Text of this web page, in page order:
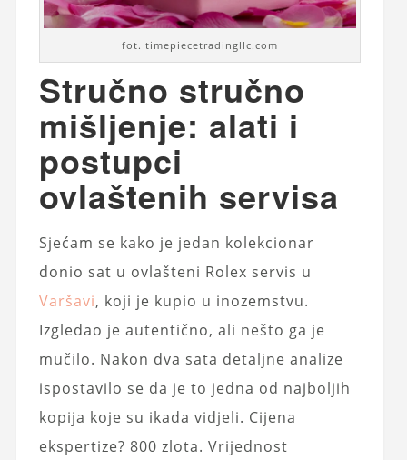
fot. timepiecetradingllc.com
Stručno stručno
mišljenje: alati i
postupci
ovlaštenih servisa
Sjećam se kako je jedan kolekcionar
donio sat u ovlašteni Rolex servis u
Varšavi, koji je kupio u inozemstvu.
Izgledao je autentično, ali nešto ga je
mučilo. Nakon dva sata detaljne analize
ispostavilo se da je to jedna od najboljih
kopija koje su ikada vidjeli. Cijena
ekspertize? 800 zlota. Vrijednost